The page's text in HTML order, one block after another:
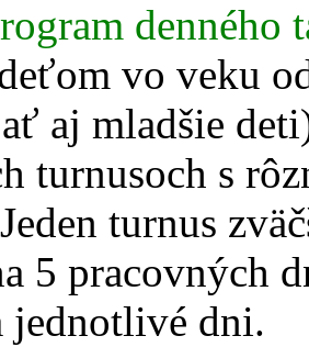
denného
vo veku
aj mladšie
turnusoch s
turnus
5 pracovných
jednotlivé dni.